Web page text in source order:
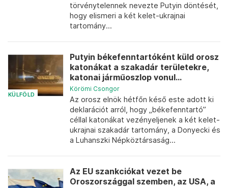
törvénytelennek nevezte Putyin döntését,
hogy elismeri a két kelet-ukrajnai
tartomány...
KÜLFÖLD
Putyin békefenntartóként küld orosz
katonákat a szakadár területekre,
katonai járműoszlop vonul...
Körömi Csongor
Az orosz elnök hétfőn késő este adott ki
deklarációt arról, hogy „békefenntartó”
céllal katonákat vezényeljenek a két kelet-
ukrajnai szakadár tartomány, a Donyecki és
a Luhanszki Népköztársaság...
Az EU szankciókat vezet be
Oroszországgal szemben, az USA, a